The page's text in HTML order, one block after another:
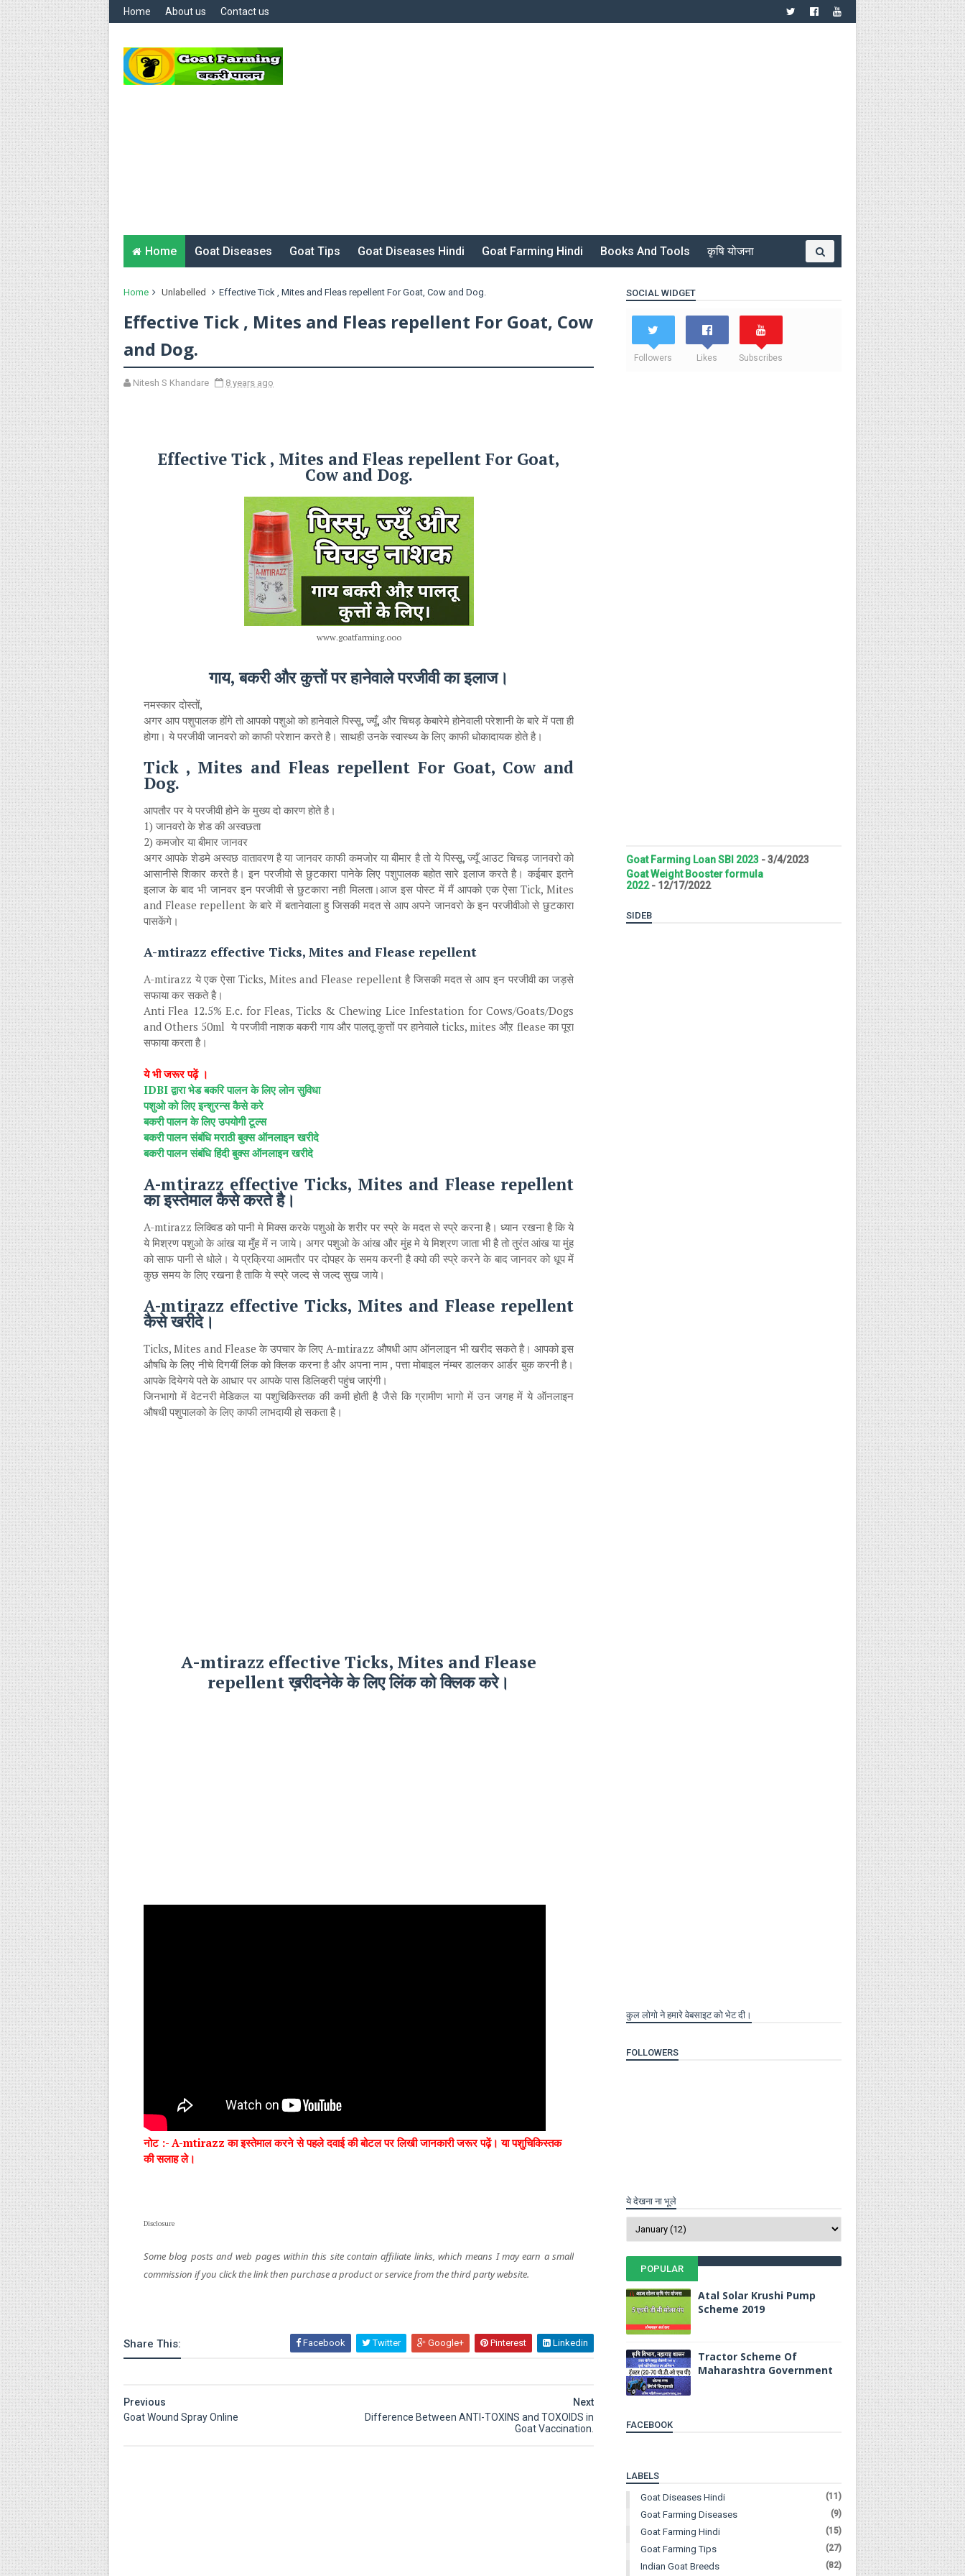
Home About us Contact us
Home Goat Diseases Goat Tips Goat Diseases Hindi Goat Farming Hindi Books And Tools कृषि योजना
Home Unlabelled Effective Tick , Mites and Fleas repellent For Goat, Cow and Dog.
Effective Tick , Mites and Fleas repellent For Goat, Cow
and Dog.
Nitesh S Khandare 8 years ago
Effective Tick , Mites and Fleas repellent For Goat,
Cow and Dog.
www.goatfarming.ooo
गाय, बकरी और कुत्तों पर हानेवाले परजीवी का इलाज।
नमस्कार दोस्तों,
अगर आप पशुपालक होंगे तो आपको पशुओ को हानेवाले पिस्सू, ज्यूँ, और चिचड़ केबारेमे होनेवाली परेशानी के बारे में पता ही
होगा। ये परजीवी जानवरो को काफी परेशान करते है। साथही उनके स्वास्थ्य के लिए काफी धोकादायक होते है।
Tick , Mites and Fleas repellent For Goat, Cow and
Dog.
आपतौर पर ये परजीवी होने के मुख्य दो कारण होते है।
1) जानवरो के शेड की अस्वछता
2) कमजोर या बीमार जानवर
अगर आपके शेडमे अस्वछ वातावरण है या जानवर काफी कमजोर या बीमार है तो ये पिस्सू, ज्यूँ आउट चिचड़ जानवरो को
आसानीसे शिकार करते है। इन परजीवो से छुटकारा पानेके लिए पशुपालक बहोत सारे इलाज करते है। कईबार इतने
इलाज के बाद भी जानवर इन परजीवी से छुटकारा नही मिलता।आज इस पोस्ट में मैं आपको एक ऐसा Tick, Mites
and Flease repellent के बारे में बतानेवाला हु जिसकी मदत से आप अपने जानवरो के इन परजीवीओ से छुटकारा
पासकेंगे।
A-mtirazz effective Ticks, Mites and Flease repellent
A-mtirazz ये एक ऐसा Ticks, Mites and Flease repellent है जिसकी मदत से आप इन परजीवी का जड़से
सफाया कर सकते है।
Anti Flea 12.5% E.c. for Fleas, Ticks & Chewing Lice Infestation for Cows/Goats/Dogs
and Others 50ml ये परजीवी नाशक बकरी गाय और पालतू कुत्तों पर हानेवाले ticks, mites औऱ flease का पूरा
सफाया करता है।
ये भी जरूर पढ़ें ।
IDBI द्वारा भेड बकरि पालन के लिए लोन सुविधा
पशुओ को लिए इन्शुरन्स कैसे करे
बकरी पालन के लिए उपयोगी टूल्स
बकरी पालन संबंधि मराठी बुक्स ऑनलाइन खरीदे
बकरी पालन संबंधि हिंदी बुक्स ऑनलाइन खरीदे
A-mtirazz effective Ticks, Mites and Flease repellent
का इस्तेमाल कैसे करते है।
A-mtirazz लिक्विड को पानी मे मिक्स करके पशुओ के शरीर पर स्प्रे के मदत से स्प्रे करना है। ध्यान रखना है कि ये
ये मिश्रण पशुओ के आंख या मुँह में न जाये। अगर पशुओ के आंख और मुंह मे ये मिश्रण जाता भी है तो तुरंत आंख या मुंह
को साफ पानी से धोले। ये प्रक्रिया आमतौर पर दोपहर के समय करनी है क्यो की स्प्रे करने के बाद जानवर को धूप में
कुछ समय के लिए रखना है ताकि ये स्प्रे जल्द से जल्द सुख जाये।
A-mtirazz effective Ticks, Mites and Flease repellent
कैसे खरीदे।
Ticks, Mites and Flease के उपचार के लिए A-mtirazz औषधी आप ऑनलाइन भी खरीद सकते है। आपको इस
औषधि के लिए नीचे दिगयीं लिंक को क्लिक करना है और अपना नाम , पत्ता मोबाइल नंम्बर डालकर आर्डर बुक करनी है।
आपके दियेगये पते के आधार पर आपके पास डिलिव्हरी पहुंच जाएंगी।
जिनभागो में वेटनरी मेडिकल या पशुचिकिस्तक की कमी होती है जैसे कि ग्रामीण भागो में उन जगह में ये ऑनलाइन
औषधी पशुपालको के लिए काफी लाभदायी हो सकता है।
A-mtirazz effective Ticks, Mites and Flease
repellent ख़रीदनेके के लिए लिंक को क्लिक करे।
नोट :- A-mtirazz का इस्तेमाल करने से पहले दवाई की बोटल पर लिखी जानकारी जरूर पढ़ें। या पशुचिकिस्तक
की सलाह ले।
Disclosure
Some blog posts and web pages within this site contain affiliate links, which means I may earn a small
commission if you click the link then purchase a product or service from the third party website.
Share This: Facebook Twitter Google+ Pinterest Linkedin
Next
Difference Between ANTI-TOXINS and TOXOIDS in
Goat Vaccination.
Previous
Goat Wound Spray Online
SOCIAL WIDGET
Followers Likes Subscribes
Goat Farming Loan SBI 2023 - 3/4/2023
Goat Weight Booster formula
2022- 12/17/2022
SIDEB
कुल लोगो ने हमारे वेबसाइट को भेट दी।
FOLLOWERS
ये देखना ना भूले
POPULAR
Atal Solar Krushi Pump
Scheme 2019
Tractor Scheme Of
Maharashtra Government
FACEBOOK
LABELS
Goat Diseases Hindi
(11)
Goat Farming Diseases (9)
Goat Farming Hindi (15)
Goat Farming Tips (27)
Indian Goat Breeds (82)